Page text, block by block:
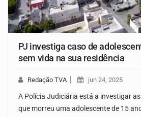
PJ investiga caso de
sem vida na sua residência
Redação TVA jun 24, 2025
A Polícia Judiciária está a investigar
que morreu uma adolescente de 15